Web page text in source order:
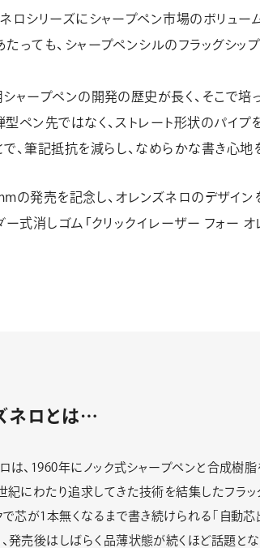
ネロシリーズにシャープペン市場のボリュ
たっても、シャープペンシルのフラッグシ
シャープペンの開発の歴史が長く、そこで
ペン先ではなく、ストレート形状のパイ
、筆記抵抗を減らし、なめらかな書き心地
の発売を記念し、オレンズネロのデザイ
ー式消しゴム「クリックイレーザー フォー
ネロとは…
は、1960年にノック式シャープペンと合成樹
紀にわたり追求してきた技術を結集したフラッ
で芯が1本無くなるまで書き続けられる｢自動
発売後はしばらく品薄状態が続くほど話題と